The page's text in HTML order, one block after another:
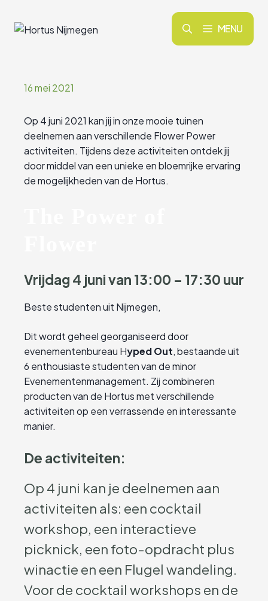
naar
MENU
16 mei 2021
Op 4 juni 2021 kan jij in onze mooie tuinen
deelnemen aan verschillende Flower Power
activiteiten. Tijdens deze activiteiten ontdek jij
door middel van een unieke en bloemrijke ervaring
de mogelijkheden van de Hortus.
Vrijdag 4 juni van 13:00 – 17:30 uur
Beste studenten uit Nijmegen,
Dit wordt geheel georganiseerd door
evenementenbureau Hyped Out, bestaande uit
6 enthousiaste studenten van de minor
Evenementenmanagement. Zij combineren
producten van de Hortus met verschillende
activiteiten op een verrassende en interessante
manier.
De activiteiten:
Op 4 juni kan je deelnemen aan
activiteiten als: een cocktail
workshop, een interactieve
picknick, een foto-opdracht plus
winactie en een Flugel wandeling.
Voor de cocktail workshops en de